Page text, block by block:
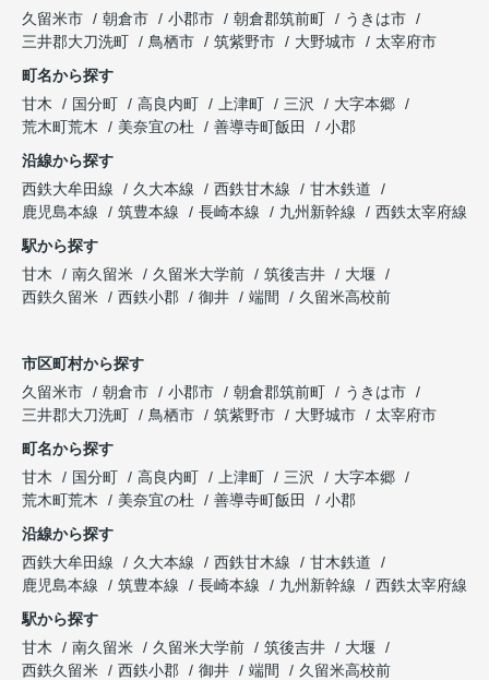
久留米市
朝倉市 小郡市 朝倉郡筑前町
うきは市
三井郡大刀洗町
鳥栖市 筑紫野市 大野城市
太宰府市
町名から探す
甘木
国分町 高良内町 上津町 三沢
大字本郷
荒木町荒木
美奈宜の杜 善導寺町飯田
小郡
沿線から探す
西鉄大牟田線
久大本線 西鉄甘木線
甘木鉄道
鹿児島本線
筑豊本線 長崎本線 九州新幹線
西鉄太宰府線
駅から探す
甘木
南久留米 久留米大学前 筑後吉井
大堰
西鉄久留米
西鉄小郡 御井 端間 久留米高校前
市区町村から探す
久留米市
朝倉市 小郡市 朝倉郡筑前町
うきは市
三井郡大刀洗町
鳥栖市 筑紫野市 大野城市
太宰府市
町名から探す
甘木
国分町 高良内町 上津町 三沢
大字本郷
荒木町荒木
美奈宜の杜 善導寺町飯田
小郡
沿線から探す
西鉄大牟田線
久大本線 西鉄甘木線
甘木鉄道
鹿児島本線
筑豊本線 長崎本線 九州新幹線
西鉄太宰府線
駅から探す
甘木
南久留米 久留米大学前 筑後吉井
大堰
西鉄久留米
西鉄小郡 御井 端間 久留米高校前